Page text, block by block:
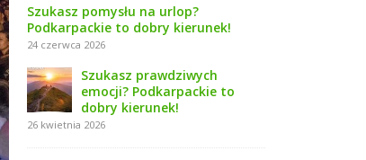
Szukasz pomysłu na urlop?
Podkarpackie to dobry kierunek!
24 czerwca 2026
Szukasz prawdziwych
emocji? Podkarpackie to
dobry kierunek!
26 kwietnia 2026